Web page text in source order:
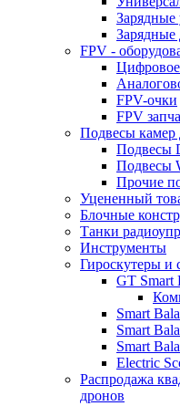
Зарядные
Зарядные
FPV -
FPV-очки
FPV
Подвесы камер
Подвесы
Подвесы
Прочие
Уцененный
Блочные
Танки
Инструменты
Гироскутеры и
GT Smart
Smart
Smart
Smart
Electric
Распродажа
дронов